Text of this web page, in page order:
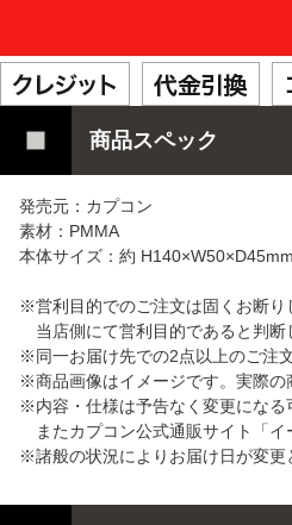
商品スペック
発売元：カプコン
素材：PMMA
本体サイズ：約 H140×W50×D45mm
※営利目的でのご注文は固くお断り
当店側にて営利目的であると判断
※同一お届け先での2点以上のご注
※商品画像はイメージです。実際の
※内容・仕様は予告なく変更になる
またカプコン公式通販サイト「イ
※諸般の状況によりお届け日が変更